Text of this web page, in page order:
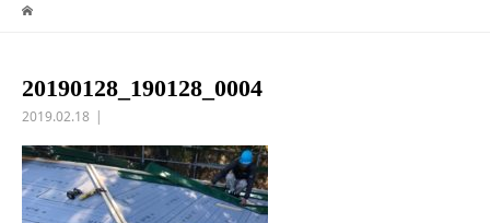
20190128_190128_0004
2019.02.18